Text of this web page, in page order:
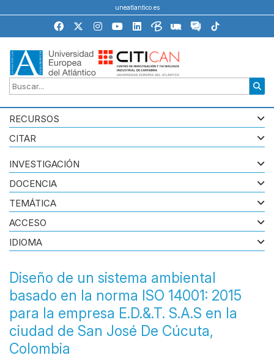
uneatlantico.es
RECURSOS
CITAR
Diseño de un sistema ambiental
basado en la norma ISO 14001: 2015
para la empresa E.D.&.T. S.A.S en la
ciudad de San José De Cúcuta,
Colombia
INVESTIGACIÓN
DOCENCIA
TEMÁTICA
ACCESO
IDIOMA